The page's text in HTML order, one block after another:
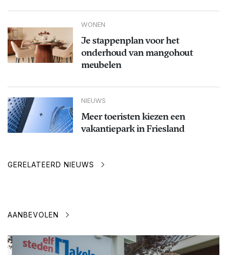
WONEN
Je stappenplan voor het
onderhoud van mangohout
meubelen
NIEUWS
Meer toeristen kiezen een
vakantiepark in Friesland
GERELATEERD NIEUWS
AANBEVOLEN